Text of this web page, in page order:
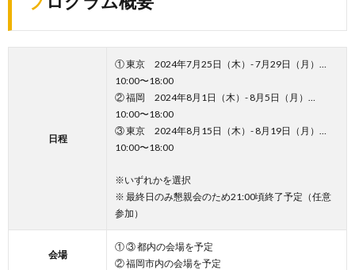
日程
① 東京 2024年7月25日（木）- 7月29日（月）…
10:00〜18:00
② 福岡 2024年8月1日（木）- 8月5日（月）…
10:00〜18:00
③ 東京 2024年8月15日（木）- 8月19日（月）…
10:00〜18:00
※いずれかを選択
※ 最終日のみ懇親会のため21:00頃終了予定（任意
参加）
会場
① ③ 都内の会場を予定
② 福岡市内の会場を予定